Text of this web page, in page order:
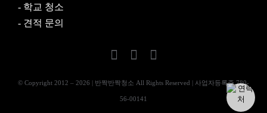
학교 청소
견적 문의
© Copyright 2012 – 2026 | 반짝반짝청소 All Rights Reserved | 사업자등록증 780-
56-00141